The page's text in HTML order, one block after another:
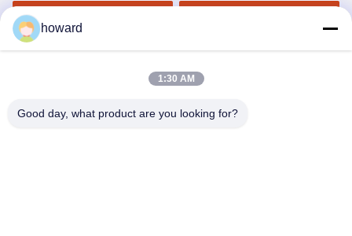
Bildschirm
Erhalten Sie besten Preis
howard
1:30 AM
Good day, what product are you looking for?